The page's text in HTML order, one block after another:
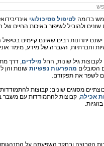
בדומה לטיפול פסיכולוגי
שונים ולהוביל לשיפור באיכות החיים
יתרונות רבים שאינם קיימים
וחברתיות, העברה של מידע, מימד
גיל שונות, החל מילדים, דרך
הסובלים מהפרעות נפשיות שונות והן
לשפר את תפקודם.
מסוגים שונים: קבוצות
אכילה, קבוצות להתמודדות עם משבר